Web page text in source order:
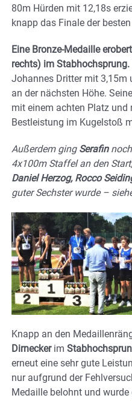
80m Hürden mit 12,18s
knapp das Finale der
Eine Bronze-Medaille
rechts) im Stabhochsprung.
Johannes Dritter mit 3,15m
an der nächsten Höhe.
mit einem achten Platz und
Bestleistung im Kugelstoß
Außerdem ging Serafinnoch
4x100m Staffel an den
Daniel Herzog, Rocco
guter Sechster wurde –
Knapp an den
Dirneckerim
erneut eine sehr gute
nur aufgrund der
Medaille belohnt und wurde